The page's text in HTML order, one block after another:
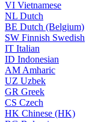
VI Vietnamese
NL Dutch
BE Dutch (Belgium)
SW Finnish Swedish
IT Italian
ID Indonesian
AM Amharic
UZ Uzbek
GR Greek
CS Czech
HK Chinese (HK)